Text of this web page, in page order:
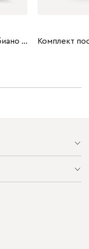
Комплект постельного белья Табиано 2.0 Yellow